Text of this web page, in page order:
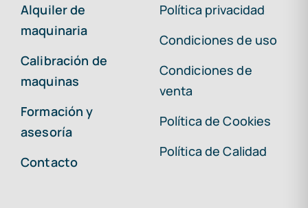
Alquiler de
maquinaria
Calibración de
maquinas
Formación y
asesoría
Contacto
Política privacidad
Condiciones de uso
Condiciones de
venta
Política de Cookies
Política de Calidad